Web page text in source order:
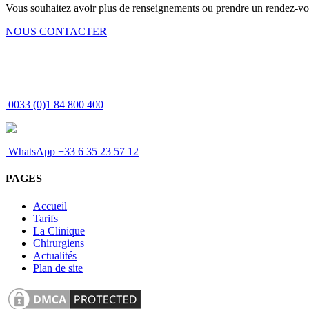
Vous souhaitez avoir plus de renseignements ou prendre un rendez-
NOUS CONTACTER
0033 (0)1 84 800 400
WhatsApp +33 6 35 23 57 12
PAGES
Accueil
Tarifs
La Clinique
Chirurgiens
Actualités
Plan de site